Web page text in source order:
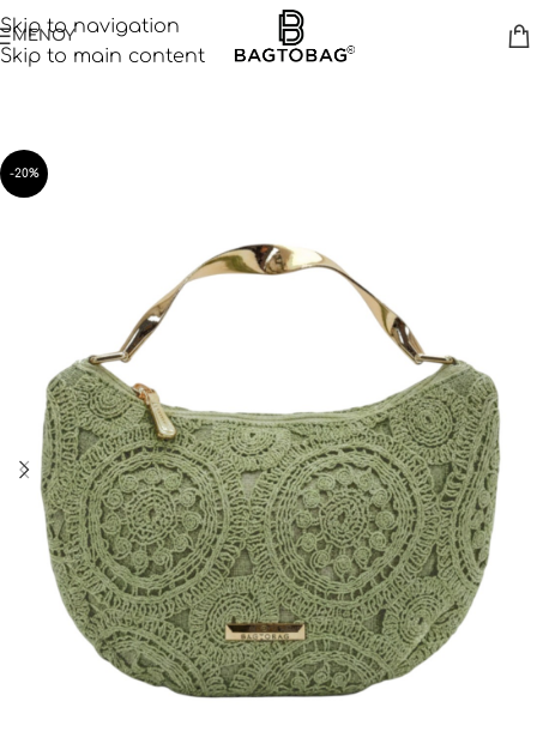
Skip to navigation
Skip to main content
ΜΕΝΟΥ
-20%